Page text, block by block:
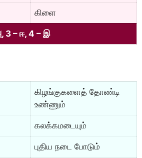
கிளை
3 – ஈ, 4 – இ
கிழங்குகளைத் தோண்டி
உண்ணும்
கலக்கமடையும்
புதிய நடை போடும்